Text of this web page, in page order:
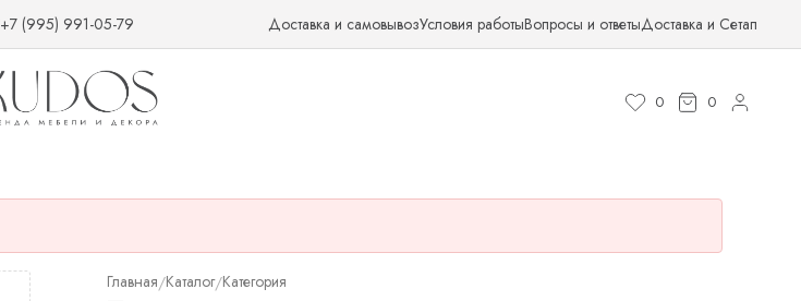
+7 (995) 991-05-79 Доставка и самовывозУсловия работыВопросы и ответыДоставка и Сетап
0 0
Главная/Каталог/Категория